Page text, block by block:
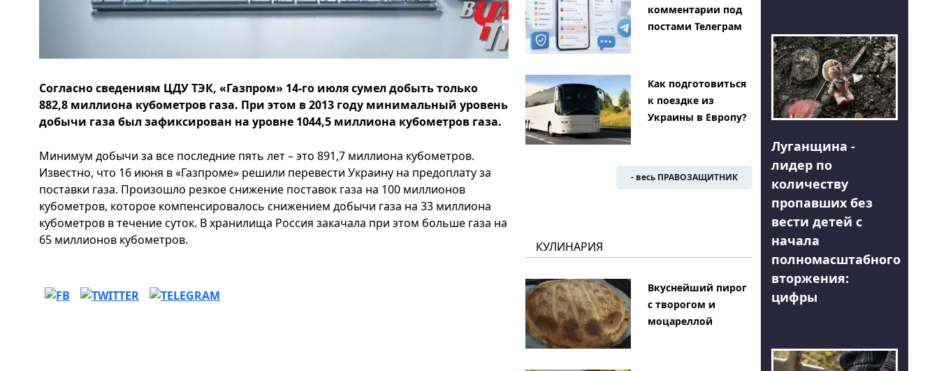
Согласно сведениям ЦДУ ТЭК, «Газпром» 14-го июля сумел добыть только
882,8 миллиона кубометров газа. При этом в 2013 году минимальный уровень
добычи газа был зафиксирован на уровне 1044,5 миллиона кубометров газа.
Минимум добычи за все последние пять лет – это 891,7 миллиона кубометров.
Известно, что 16 июня в «Газпроме» решили перевести Украину на предоплату за
поставки газа. Произошло резкое снижение поставок газа на 100 миллионов
кубометров, которое компенсировалось снижением добычи газа на 33 миллиона
кубометров в течение суток. В хранилища Россия закачала при этом больше газа на
65 миллионов кубометров.
комментарии под
постами Телеграм
Как подготовиться
к поездке из
Украины в Европу?
- весь ПРАВОЗАЩИТНИК
КУЛИНАРИЯ
Вкуснейший пирог
с творогом и
моцареллой
Луганщина -
лидер по
количеству
пропавших без
вести детей с
начала
полномасштабного
вторжения:
цифры